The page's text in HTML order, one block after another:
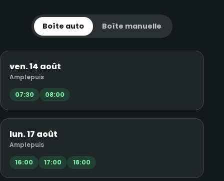
Boîte auto Boîte manuelle
ven. 14 août
Amplepuis
07:30 08:00
lun. 17 août
Amplepuis
16:00 17:00 18:00